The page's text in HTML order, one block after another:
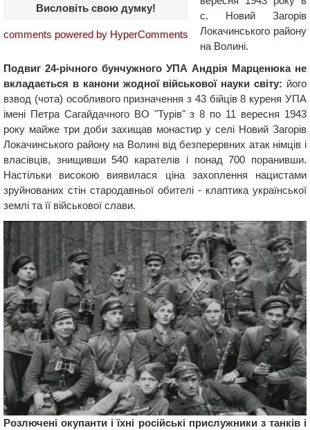
Висловіть свою думку!
comments powered by HyperComments
с. Новий Загорів
Локачинського району
на Волині.
Подвиг 24-річного бунчужного УПА Андрія Марценюка не
вкладається в канони жодної військової науки світу: його
взвод (чота) особливого призначення з 43 бійців 8 куреня УПА
імені Петра Сагайдачного ВО "Турів" з 8 по 11 вересня 1943
року майже три доби захищав монастир у селі Новий Загорів
Локачинського району на Волині від безперервних атак німців і
власівців, знищивши 540 карателів і понад 700 поранивши.
Настільки високою виявилася ціна захоплення нацистами
зруйнованих стін стародавньої обителі - клаптика української
землі та її військової слави.
Розлючені окупанти і їхні російські прислужники з танків і